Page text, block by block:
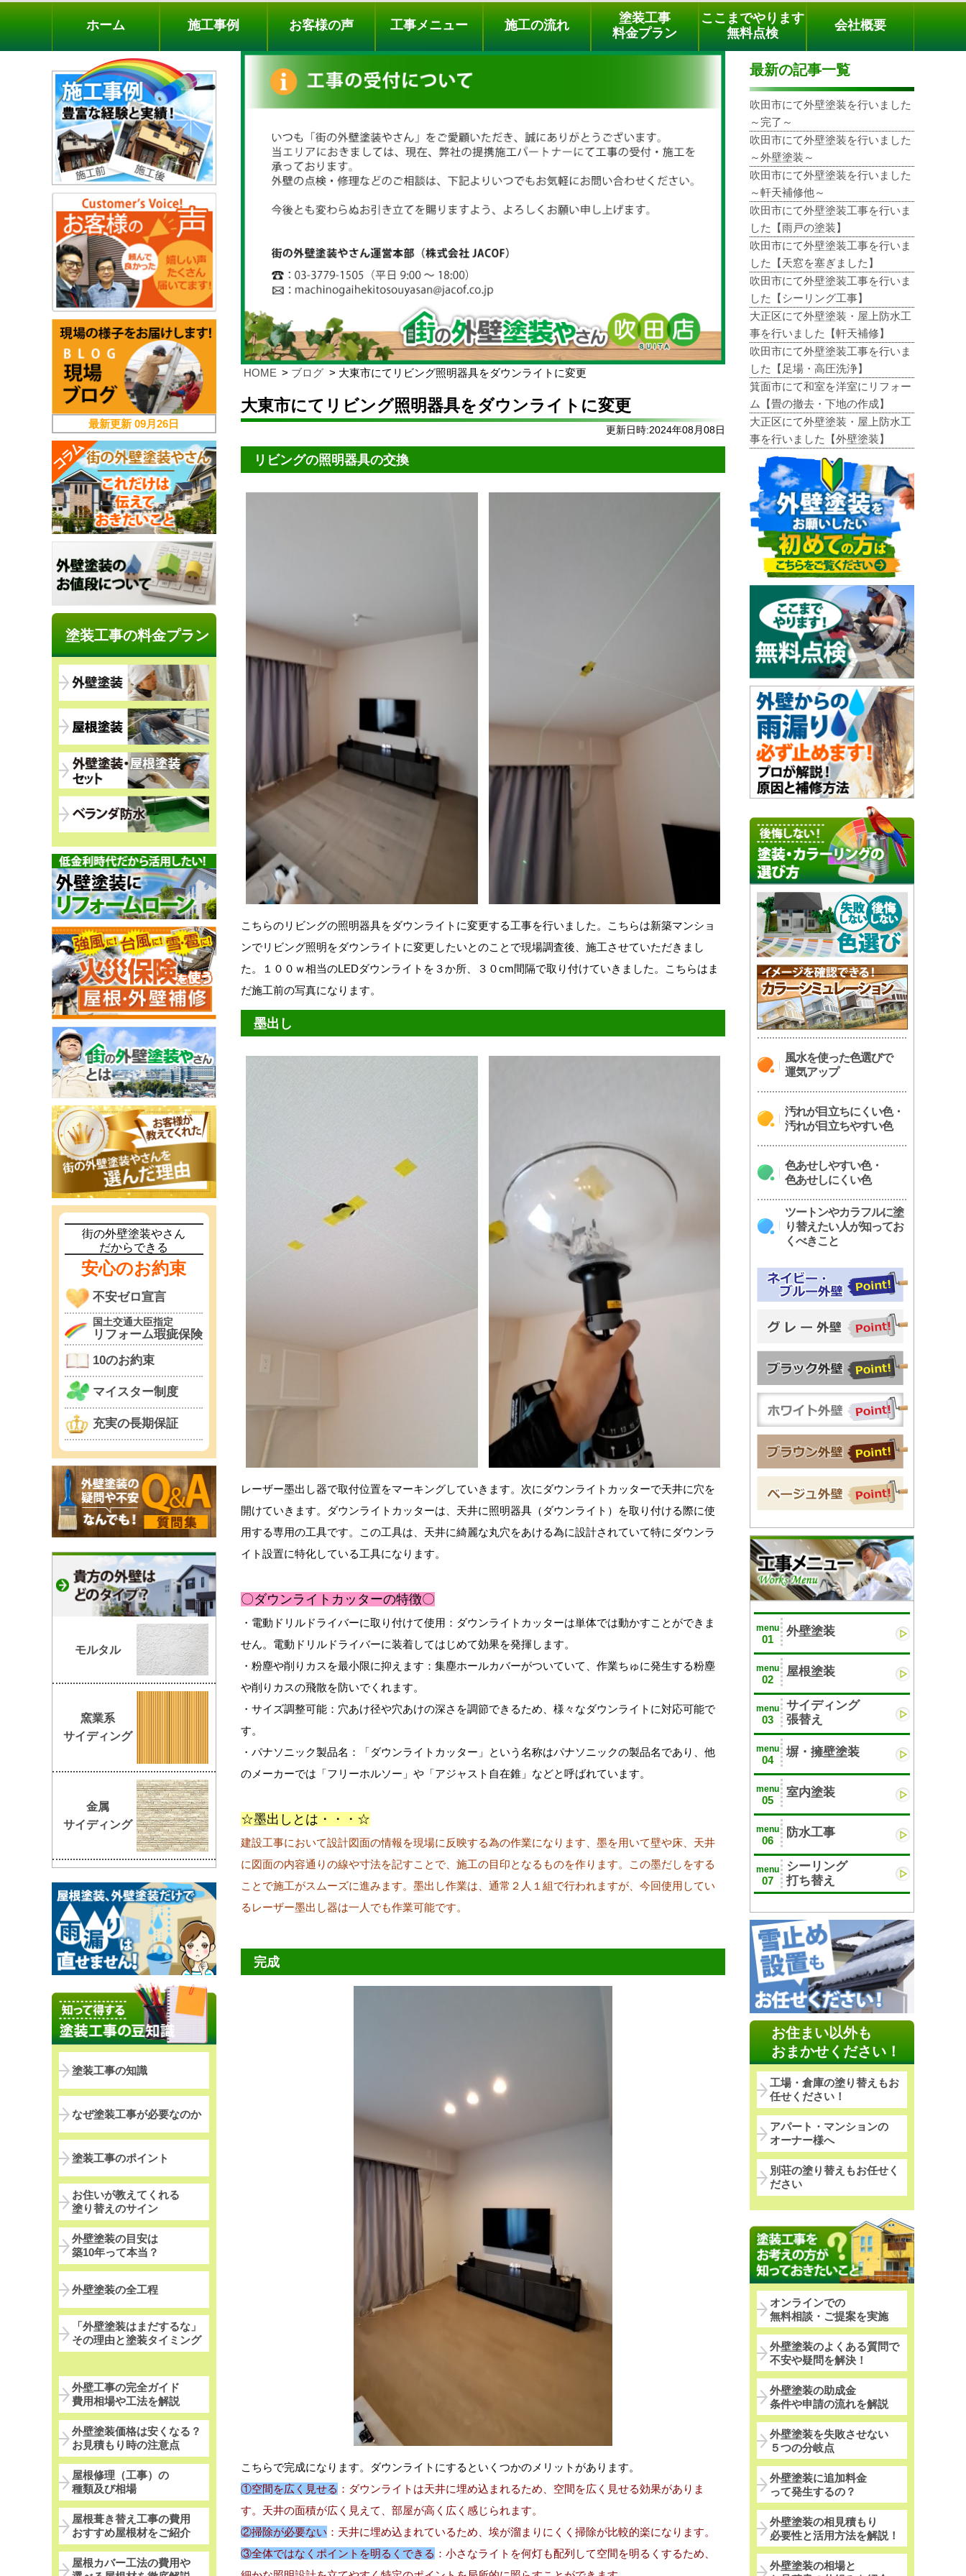
料金プラン 無料点検
電話でのご相談
[9時～18時まで受付中]
phone
ホーム 施工事例 お客様の声 工事メニュー 施工の流れ
塗装工事
料金プラン
ここまでやります
無料点検
会社概要
HOME ブログ 大東市にてリビング照明器具をダウンライトに変更
大東市にてリビング照明器具をダウンライトに変更
更新日時:2024年08月08日
リビングの照明器具の交換
こちらのリビングの照明器具をダウンライトに変更する工事を行いました。こちらは新築マンショ
ンでリビング照明をダウンライトに変更したいとのことで現場調査後、施工させていただきまし
た。１００ｗ相当のLEDダウンライトを３か所、３０cm間隔で取り付けていきました。こちらはま
だ施工前の写真になります。
墨出し
レーザー墨出し器で取付位置をマーキングしていきます。次にダウンライトカッターで天井に穴を
開けていきます。ダウンライトカッターは、天井に照明器具（ダウンライト）を取り付ける際に使
用する専用の工具です。この工具は、天井に綺麗な丸穴をあける為に設計されていて特にダウンラ
イト設置に特化している工具になります。
〇ダウンライトカッターの特徴〇
・電動ドリルドライバーに取り付けて使用：ダウンライトカッターは単体では動かすことができま
せん。電動ドリルドライバーに装着してはじめて効果を発揮します。
・粉塵や削りカスを最小限に抑えます：集塵ホールカバーがついていて、作業ちゅに発生する粉塵
や削りカスの飛散を防いでくれます。
・サイズ調整可能：穴あけ径や穴あけの深さを調節できるため、様々なダウンライトに対応可能で
す。
・パナソニック製品名：「ダウンライトカッター」という名称はパナソニックの製品名であり、他
のメーカーでは「フリーホルソー」や「アジャスト自在錐」などと呼ばれています。
☆墨出しとは・・・☆
建設工事において設計図面の情報を現場に反映する為の作業になります、墨を用いて壁や床、天井
に図面の内容通りの線や寸法を記すことで、施工の目印となるものを作ります。この墨だしをする
ことで施工がスムーズに進みます。墨出し作業は、通常２人１組で行われますが、今回使用してい
るレーザー墨出し器は一人でも作業可能です。
完成
こちらで完成になります。ダウンライトにするといくつかのメリットがあります。
①空間を広く見せる ：ダウンライトは天井に埋め込まれるため、空間を広く見せる効果がありま
す。天井の面積が広く見えて、部屋が高く広く感じられます。
②掃除が必要ない ：天井に埋め込まれているため、埃が溜まりにくく掃除が比較的楽になります。
③全体ではなくポイントを明るくできる ：小さなライトを何灯も配列して空間を明るくするため、
最新の記事一覧
吹田市にて外壁塗装を行いました
～完了～
吹田市にて外壁塗装を行いました
～外壁塗装～
吹田市にて外壁塗装を行いました
～軒天補修他～
吹田市にて外壁塗装工事を行いま
した【雨戸の塗装】
吹田市にて外壁塗装工事を行いま
した【天窓を塞ぎました】
吹田市にて外壁塗装工事を行いま
した【シーリング工事】
大正区にて外壁塗装・屋上防水工
事を行いました【軒天補修】
吹田市にて外壁塗装工事を行いま
した【足場・高圧洗浄】
箕面市にて和室を洋室にリフォー
ム【畳の撤去・下地の作成】
大正区にて外壁塗装・屋上防水工
事を行いました【外壁塗装】
風水を使った色選びで
運気アップ
汚れが目立ちにくい色・
汚れが目立ちやすい色
色あせしやすい色・
色あせしにくい色
ツートンやカラフルに塗
り替えたい人が知ってお
くべきこと
menu
01
外壁塗装
menu
02
屋根塗装
menu
03
サイディング
張替え
menu
04
塀・擁壁塗装
menu
05
室内塗装
menu
06
防水工事
menu
07
シーリング
打ち替え
お住まい以外も
おまかせください！
工場・倉庫の塗り替えもお
任せください！
アパート・マンションの
オーナー様へ
別荘の塗り替えもお任せく
ださい
オンラインでの
無料相談・ご提案を実施
外壁塗装のよくある質問で
不安や疑問を解決！
外壁塗装の助成金
条件や申請の流れを解説
外壁塗装を失敗させない
５つの分岐点
外壁塗装に追加料金
って発生するの？
外壁塗装の相見積もり
必要性と活用方法を解説！
外壁塗装の相場と
最新更新09月26日
塗装工事の料金プラン
街の外壁塗装やさん
だからできる
安心のお約束
不安ゼロ宣言
国土交通大臣指定
リフォーム瑕疵保険
10のお約束
マイスター制度
充実の長期保証
モルタル
窯業系
サイディング
金属
サイディング
塗装工事の知識
なぜ塗装工事が必要なのか
塗装工事のポイント
お住いが教えてくれる
塗り替えのサイン
外壁塗装の目安は
築10年って本当？
外壁塗装の全工程
「外壁塗装はまだするな」
その理由と塗装タイミング
外壁工事の完全ガイド
費用相場や工法を解説
外壁塗装価格は安くなる？
お見積もり時の注意点
屋根修理（工事）の
種類及び相場
屋根葺き替え工事の費用
おすすめ屋根材をご紹介
屋根カバー工法の費用や